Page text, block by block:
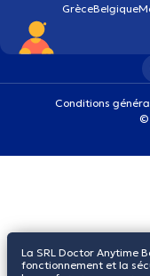
GrèceBelgique
Conditions
©
La SRL Doctor Anytime
fonctionnement et la